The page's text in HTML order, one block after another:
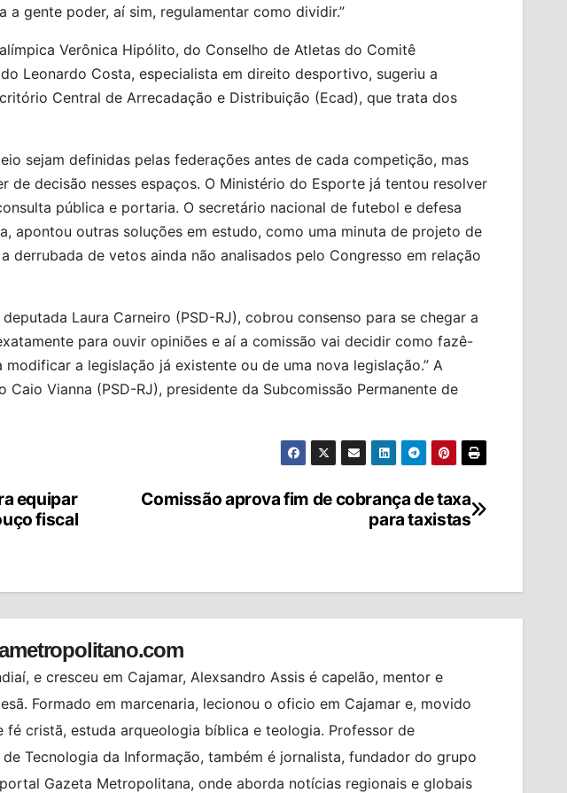
a gente poder, aí sim, regulamentar como dividir.”
Verônica Hipólito, do Conselho de Atletas do Comitê
Leonardo Costa, especialista em direito desportivo, sugeriu a
Central de Arrecadação e Distribuição (Ecad), que trata dos
sejam definidas pelas federações antes de cada competição, mas
de decisão nesses espaços. O Ministério do Esporte já tentou resolver
pública e portaria. O secretário nacional de futebol e defesa
apontou outras soluções em estudo, como uma minuta de projeto de
derrubada de vetos ainda não analisados pelo Congresso em relação
Laura Carneiro (PSD-RJ), cobrou consenso para se chegar a
para ouvir opiniões e aí a comissão vai decidir como fazê-
a legislação já existente ou de uma nova legislação.” A
Vianna (PSD-RJ), presidente da Subcomissão Permanente de
Comissão aprova fim de cobrança de taxa
para taxistas
equipar
fiscal
e cresceu em Cajamar, Alexsandro Assis é capelão, mentor e
Formado em marcenaria, lecionou o oficio em Cajamar e, movido
fé cristã, estuda arqueologia bíblica e teologia. Professor de
Tecnologia da Informação, também é jornalista, fundador do grupo
Gazeta Metropolitana, onde aborda notícias regionais e globais